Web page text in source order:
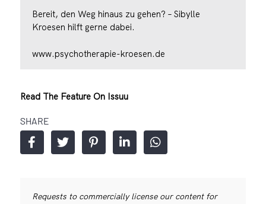
Bereit, den Weg hinaus zu gehen? – Sibylle
Kroesen hilft gerne dabei.
www.psychotherapie-kroesen.de
Read The Feature On Issuu
SHARE
Requests to commercially license our content for